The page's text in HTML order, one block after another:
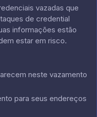
vazadas que
de credential
informações estão
estar em risco.
neste vazamento
para seus endereços